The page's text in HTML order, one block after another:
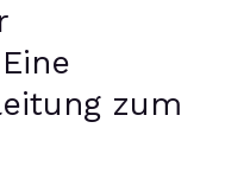
zum